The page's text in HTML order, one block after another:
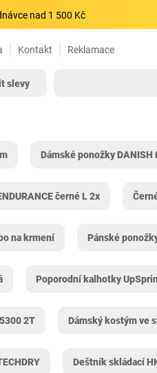
nad 1 500 Kč
Kontakt Reklamace
slevy
Dámské ponožky ‎DANISH
černé L 2x
na krmení Pánské
Poporodní kalhotky
2T Dámský kostým ve
Deštník skládací